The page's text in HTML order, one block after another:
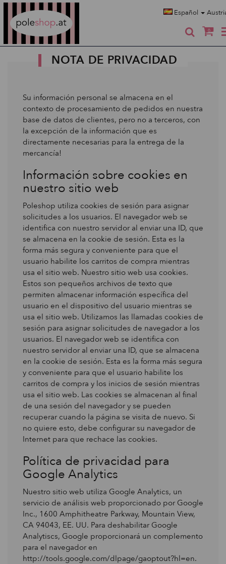
Español
0
NOTA DE PRIVACIDAD
Su información personal se almacena en el
contexto de procesamiento de pedidos en nuestra
base de datos de clientes, pero no a terceros, con
la excepción de la información que es
directamente necesarias para la entrega de la
mercancía!
Información sobre cookies en
nuestro sitio web
Poleshop utiliza cookies de sesión para asignar
solicitudes a los usuarios. El navegador web se
identifica con nuestro servidor al enviar una ID, que
se almacena en la cookie de sesión. Esta es la
forma más segura y conveniente para que el
usuario habilite los carritos de compra mientras
usa el sitio web. Nuestro sitio web usa cookies.
Estos son pequeños archivos de texto que
permiten almacenar información específica del
usuario en el dispositivo del usuario mientras se
usa el sitio web. Utilizamos las llamadas cookies de
sesión para asignar solicitudes de navegador a los
usuarios. El navegador web se identifica con
nuestro servidor al enviar una ID, que se almacena
en la cookie de sesión. Esta es la forma más segura
y conveniente para que el usuario habilite los
carritos de compra y los inicios de sesión mientras
usa el sitio web. Las cookies se almacenan al final
de una sesión del navegador y se pueden
recuperar cuando la página se visita de nuevo. Si
no quiere esto, debe configurar su navegador de
Internet para que rechace las cookies.
Política de privacidad para
Google Analytics
Nuestro sitio web utiliza Google Analytics, un
servicio de análisis web proporcionado por Google
Inc., 1600 Amphitheatre Parkway, Mountain View,
CA 94043, EE. UU. Para deshabilitar Google
Analytiscs, Google proporcionará un complemento
para el navegador en
http://tools.google.com/dlpage/gaoptout?hl=en.